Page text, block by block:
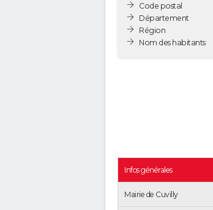
Code postal
Département
Région
Nom des habitants
Infos générales
Mairie de Cuvilly